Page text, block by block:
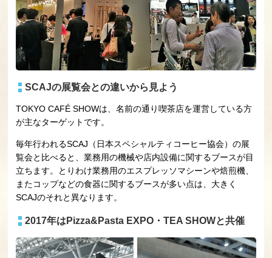
SCAJの展覧会との違いから見よう
TOKYO CAFÉ SHOWは、名前の通り喫茶店を運営している方
が主なターゲットです。
毎年行われるSCAJ（日本スペシャルティコーヒー協会）の展
覧会と比べると、業務用の機械や店内設備に関するブースが目
立ちます。とりわけ業務用のエスプレッソマシーンや焙煎機、
またコップなどの食器に関するブースが多い点は、大きく
SCAJのそれと異なります。
2017年はPizza&Pasta EXPO・TEA SHOWと共催